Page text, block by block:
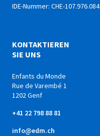
KONTAKTIEREN
SIE UNS
Enfants du Monde
Rue de Varembé 1
1202 Genf
+41 22 798 88 81
info@edm.ch
IDE-Nummer: CHE-107.976.084